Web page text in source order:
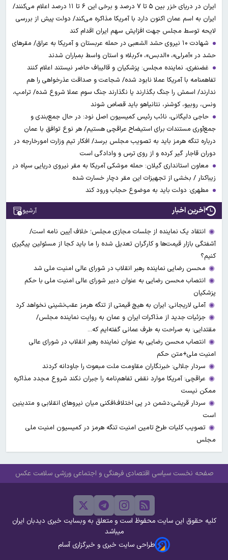
ایران در دریای خزر بین ۵ تا ۷ درصد و برخی این ۶ تا ۱۱ درصد اعلام می‌کنند/
ایران به اسم عمان اکنون دارد با آمریکا مذاکره می‌کند/ دولت پیش از بررسی
لایحه توسط مجلس جهت افزایش سهم ایران اقدام کند
شهادت ۱۰ نیروی حشد الشعبی در حمله عربستان و آمریکا به عراق/ مقرهای
حشد در »آمرلی»، «الدبس»، «کربلا« و استان واسط بمباران شدند
غضنفری، نماینده مجلس: پزشکیان و قالیباف حاضر نیستند اعلام کنند
تفاهمنامه با آمریکا عملا نابود شده/ شجاعت و صداقت عذرخواهی را هم
ندارند/ اسمش را جنگ بگذارند یا نگذارند جنگ سوم عملا شروع شده/ ترامپ،
ونس، روبیو، کوشنر، نتانیاهو باید قصاص شوند
حاجی دلیگانی، نائب رئیس کمیسیون اصل نود: در حال جمع‌بندی و
جمع‌آوری مستندات برای استیضاح عراقچی هستیم/ هر نوع توافق با عمان
درباره تنگه هرمز باید به تصویب مجلس برسد/ افکار تیم وزارت امورخارجه در
دوران قاجار گیر کرده و از روی ترس و وادادگی است
معاون استانداری گیلان: حمله موشکی آمریکا به مقر نیروی دریایی سپاه در
زیباکنار / بخشی از تجهیزات این مقر دچار خسارت شده
مطهری: دولت باید به موضوع حجاب ورود کند
آخرین اخبار آرشیو
انتقاد یک نماینده از جلسات مجازی مجلس؛ خلاف آیین نامه است/
آشفتگی بازار قیمت‌ها و کارگران تعدیل شده را ما باید کجا از مسئولین پیگیری
کنیم؟
محسن رضایی نماینده رهبر انقلاب در شورای عالی امنیت ملی شد
انتصاب محسن رضایی به عنوان دبیر شورای عالی امنیت ملی با حکم
پزشکیان
آملی‌ لاریجانی: ایران به هیچ قیمتی از تنگه هرمز عقب‌نشینی نخواهد کرد
جزئیات جدید از مذاکرات ایران و عمان به روایت نماینده مجلس/
مقتدایی: به صراحت به طرف عمانی گفته‌ایم که...
انتصاب محسن رضایی به عنوان نماینده رهبر انقلاب در شورای عالی
امنیت ملی+متن حکم
سردار جلالی: خبرنگاران مقاومت ملت مبعوث را جاودانه کردند
عراقچی: آمریکا موارد نقض تفاهم‌نامه را جبران نکند شروع مجدد مذاکره
ممکن نیست
سردار قریشی:دشمن در پی اختلاف‌افکنی میان نیروهای انقلابی و متدینین
است
تصویب کلیات طرح تامین امنیت تنگه هرمز در کمیسیون امنیت ملی
مجلس
صفحه نخست سیاسی اقتصادی فرهنگی و اجتماعی ورزشی سلامت عکس
کلیه حقوق این سایت محفوظ است و متعلق به وبسایت خبری دیدبان ایران
میباشد
طراحی سایت خبری و خبرگزاری آسام